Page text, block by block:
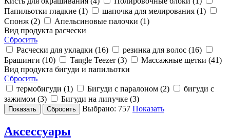
Папильотки гладкие (1) шапочка для мелирования (1)
Спонж (2) Апельсиновые палочки (1)
Вид продукта расчески
Сбросить
Расчески для укладки (16) резинка для волос (16)
Брашинги (10) Tangle Teezer (3) Массажные щетки (41)
Вид продукта бигуди и папильотки
Сбросить
термобигуди (1) Бигуди с паралоном (2)
бигуди с
зажимом (3) Бигуди на липучке (3)
Выбрано: 757 Показать
Аксессуары